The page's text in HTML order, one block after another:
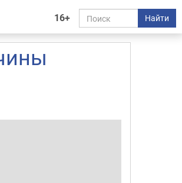
16+ Найти